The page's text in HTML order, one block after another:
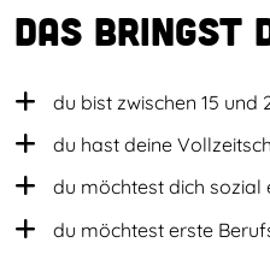
Das bringst
du bist zwischen 15 und
du hast deine
du möchtest dich sozial
du möchtest erste